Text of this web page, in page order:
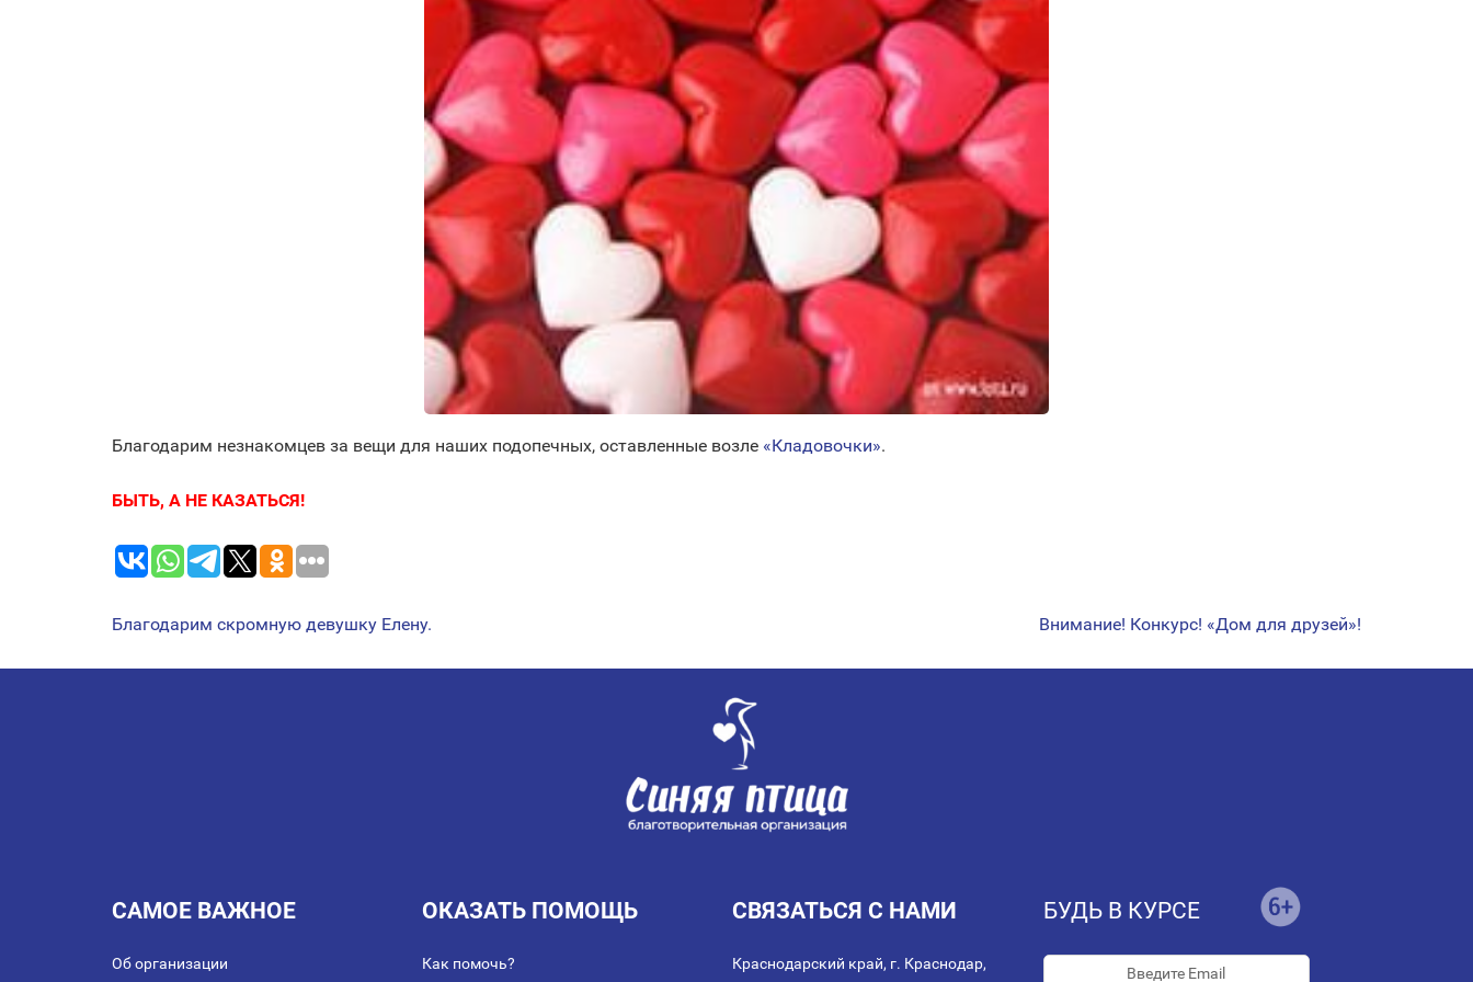
Благодарим незнакомцев за вещи для наших подопечных, оставленные возле «Кладовочки».
БЫТЬ, А НЕ КАЗАТЬСЯ!
НАВИГАЦИЯ
ПО
Благодарим скромную девушку Елену. Внимание! Конкурс! «Дом для друзей»!
САМОЕ ВАЖНОЕ
Об организации
ОКАЗАТЬ ПОМОЩЬ
Как помочь?
СВЯЗАТЬСЯ С НАМИ
Краснодарский край, г. Краснодар,
БУДЬ В КУРСЕ